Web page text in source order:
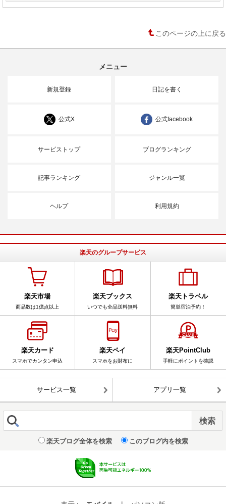
このページの上に戻る
メニュー
新規登録 日記を書く
公式X 公式facebook
サービストップ ブログランキング
記事ランキング ジャンル一覧
ヘルプ 利用規約
楽天のグループサービス
楽天市場
商品数は1億点以上
楽天ブックス
いつでも全品送料無料
楽天トラベル
簡単宿泊予約！
楽天カード
スマホでカンタン申込
楽天ペイ
スマホをお財布に
楽天PointClub
手軽にポイントを確認
サービス一覧 アプリ一覧
楽天ブログ全体を検索 このブログ内を検索